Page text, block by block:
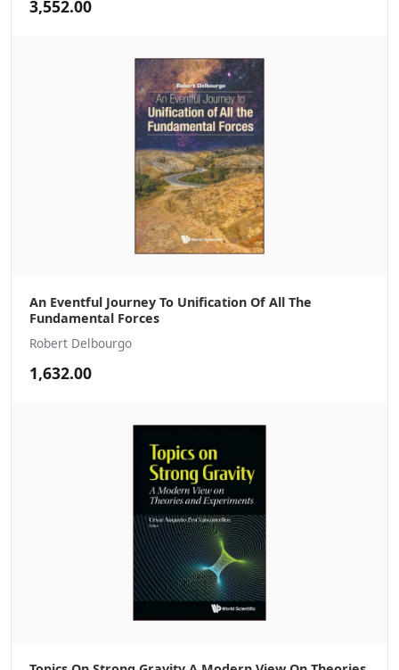
3,552.00
An Eventful Journey To Unification Of All The
Fundamental Forces
Robert Delbourgo
1,632.00